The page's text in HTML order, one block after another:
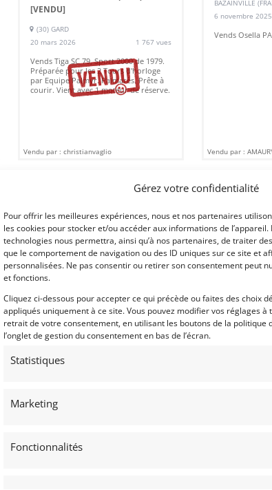
Gérez votre confidentialité
Pour offrir les meilleures expériences, nous et nos partenaires
les cookies pour stocker et/ou accéder aux informations de
technologies nous permettra, ainsi qu’à nos partenaires, de traiter
que le comportement de navigation ou des ID uniques sur ce site et
personnalisées. Ne pas consentir ou retirer son consentement peut
et fonctions.
Cliquez ci-dessous pour accepter ce qui précède ou faites des choix
appliqués uniquement à ce site. Vous pouvez modifier vos réglages à
retrait de votre consentement, en utilisant les boutons de la politique
l’onglet de gestion du consentement en bas de l’écran.
Statistiques
Marketing
Fonctionnalités
[VENDU]
(30) GARD
20 mars 2026
1 767 vues
Vends Tiga SC 79, Sport 2000 de 1979.
Préparée pour les 2 Tours d'horloge
par Equipe Palmyr. Palmarès. Prête à
courir. Vient avec 1 moteur de réserve.
Vendu par : christianvaglio
BAZAINVILLE
6 novembre 2025
Vends Osella
Vendu par :
74 000€
22
LOTUS ELAN 26R FIA (1965)
(45) LOIRET
30 mars 2026
2 952 vues
Vends Lotus Elan 1965 Specs 26 R,
préparée par John Bradshow. Moteur
ENSIGN LNF3
EXETER (DEVON)